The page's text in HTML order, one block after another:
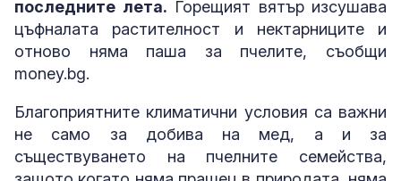
последните лета. Горещият вятър изсушава
цъфналата растителност и нектарниците и
отново няма паша за пчелите, съобщи
money.bg.
Благоприятните климатични условия са важни
не само за добива на мед, а и за
съществуването на пчелните семейства,